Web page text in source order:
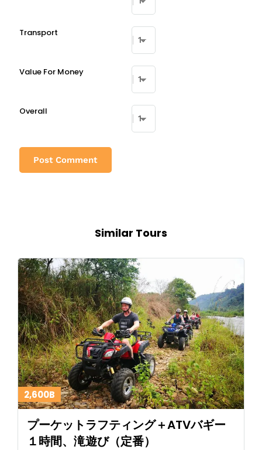
Transport
Value For Money
Overall
Similar Tours
2,600B
プーケットラフティング＋ATVバギー
１時間、滝遊び（定番）